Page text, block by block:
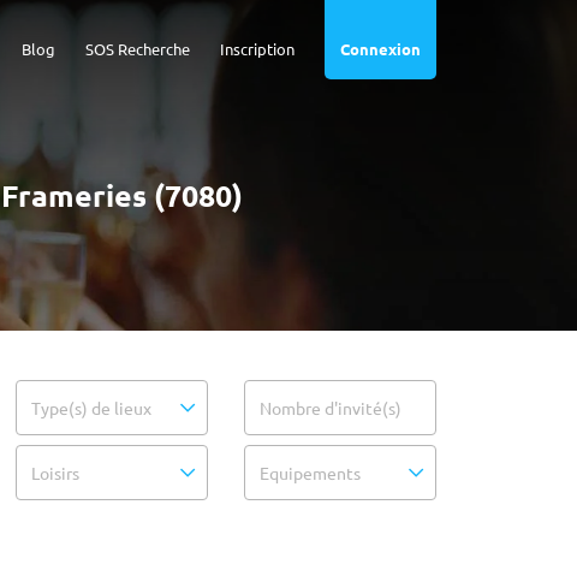
Connexion
Inscription
SOS Recherche
Blog
(7080)
Type(s) de lieux Nombre d'invité(s)
Loisirs Equipements